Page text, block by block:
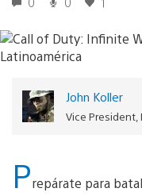
John Koller
Vice President,
Prepárate para